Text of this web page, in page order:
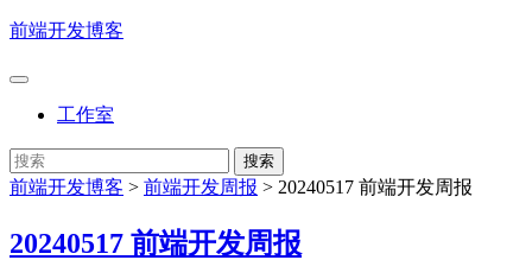
前端开发博客
工作室
前端开发博客 > 前端开发周报 > 20240517 前端开发周报
20240517 前端开发周报